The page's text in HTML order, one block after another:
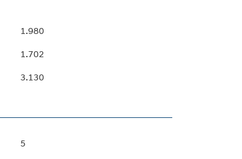
1.980
1.702
3.130
5